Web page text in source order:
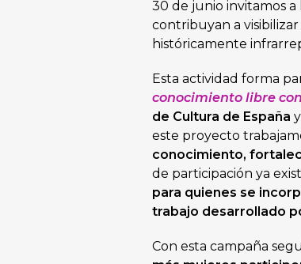
30 de junio invitamos
contribuyan a
históricamente
Esta actividad forma
conocimiento libre
de Cultura de España
este proyecto
conocimiento,
de participación ya
para quienes se
trabajo desarrollado
Con esta campaña